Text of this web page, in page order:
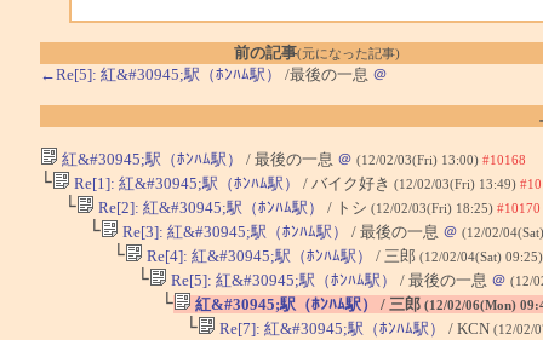
前の記事(元になった記事)
←Re[5]: 紅&#30945;駅（ﾎﾝﾊﾑ駅） /最後の一息 ＠
紅&#30945;駅（ﾎﾝﾊﾑ駅） / 最後の一息 ＠ (12/02/03(Fri) 13:00) #10168
└ Re[1]: 紅&#30945;駅（ﾎﾝﾊﾑ駅） / バイク好き (12/02/03(Fri) 13:49)
└ Re[2]: 紅&#30945;駅（ﾎﾝﾊﾑ駅） / トシ (12/02/03(Fri) 18:25) #10170
└ Re[3]: 紅&#30945;駅（ﾎﾝﾊﾑ駅） / 最後の一息 ＠ (12/02/
└ Re[4]: 紅&#30945;駅（ﾎﾝﾊﾑ駅） / 三郎 (12/02/04(Sat)
└ Re[5]: 紅&#30945;駅（ﾎﾝﾊﾑ駅） / 最後の一息 ＠ (12/
└ 紅&#30945;駅（ﾎﾝﾊﾑ駅） / 三郎 (12/02/06(Mon)
└ Re[7]: 紅&#30945;駅（ﾎﾝﾊﾑ駅） / KCN (12/02/